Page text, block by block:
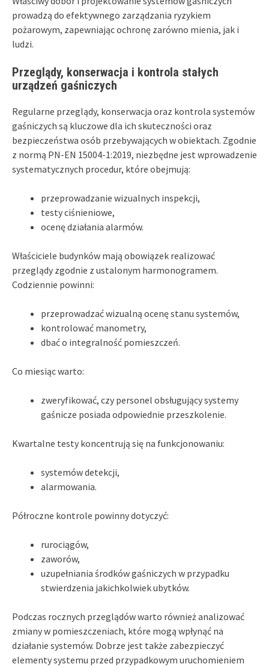
prowadzą do efektywnego zarządzania ryzykiem
pożarowym, zapewniając ochronę zarówno mienia, jak i
ludzi.
Przeglądy, konserwacja i kontrola stałych
urządzeń gaśniczych
Regularne przeglądy, konserwacja oraz kontrola systemów
gaśniczych są kluczowe dla ich skuteczności oraz
bezpieczeństwa osób przebywających w obiektach. Zgodnie
z normą PN-EN 15004-1:2019, niezbędne jest wprowadzenie
systematycznych procedur, które obejmują:
przeprowadzanie wizualnych inspekcji,
testy ciśnieniowe,
ocenę działania alarmów.
Właściciele budynków mają obowiązek realizować
przeglądy zgodnie z ustalonym harmonogramem.
Codziennie powinni:
przeprowadzać wizualną ocenę stanu systemów,
kontrolować manometry,
dbać o integralność pomieszczeń.
Co miesiąc warto:
zweryfikować, czy personel obsługujący systemy
gaśnicze posiada odpowiednie przeszkolenie.
Kwartalne testy koncentrują się na funkcjonowaniu:
systemów detekcji,
alarmowania.
Półroczne kontrole powinny dotyczyć:
rurociągów,
zaworów,
uzupełniania środków gaśniczych w przypadku
stwierdzenia jakichkolwiek ubytków.
Podczas rocznych przeglądów warto również analizować
zmiany w pomieszczeniach, które mogą wpłynąć na
działanie systemów. Dobrze jest także zabezpieczyć
elementy systemu przed przypadkowym uruchomieniem